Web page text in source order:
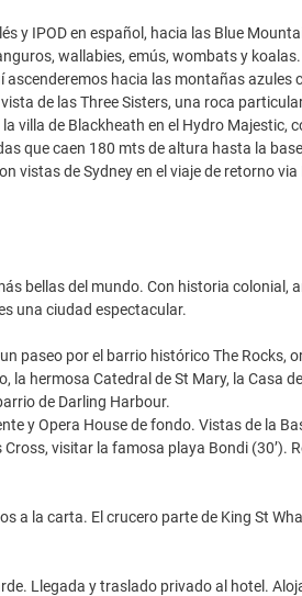
y IPOD en español, hacia las Blue
wallabies, emús, wombats y
hacia las montañas azules
de las Three Sisters, una roca
villa de Blackheath en el Hydro Majestic,
que caen 180 mts de altura hasta la base
de Sydney en el viaje de retorno via
bellas del mundo. Con historia colonial,
una ciudad espectacular.
paseo por el barrio histórico The Rocks,
la hermosa Catedral de St Mary, la Casa
de Darling Harbour.
y Opera House de fondo. Vistas de la
visitar la famosa playa Bondi (30’).
a la carta. El crucero parte de King St
Llegada y traslado privado al hotel.